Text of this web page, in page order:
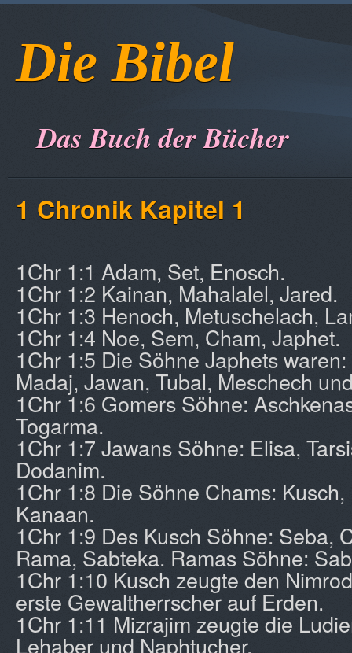
Die Bibel
Das Buch der Bücher
1 Chronik Kapitel 1
1Chr 1:1 Adam, Set, Enosch.
1Chr 1:2 Kainan, Mahalalel, Jared.
1Chr 1:3 Henoch, Metuschelach,
1Chr 1:4 Noe, Sem, Cham, Japhet.
1Chr 1:5 Die Söhne Japhets
Madaj, Jawan, Tubal, Meschech
1Chr 1:6 Gomers Söhne:
Togarma.
1Chr 1:7 Jawans Söhne: Elisa,
Dodanim.
1Chr 1:8 Die Söhne Chams:
Kanaan.
1Chr 1:9 Des Kusch Söhne: Seba,
Rama, Sabteka. Ramas Söhne:
1Chr 1:10 Kusch zeugte den
erste Gewaltherrscher auf Erden.
1Chr 1:11 Mizrajim zeugte die
Lehaber und Naphtucher,